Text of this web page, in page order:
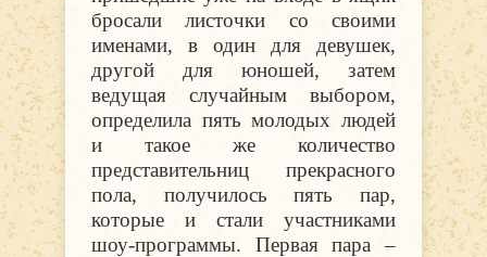
бросали листочки со своими
именами, в один для девушек,
другой для юношей, затем
ведущая случайным выбором,
определила пять молодых людей
и такое же количество
представительниц прекрасного
пола, получилось пять пар,
которые и стали участниками
шоу-программы. Первая пара –